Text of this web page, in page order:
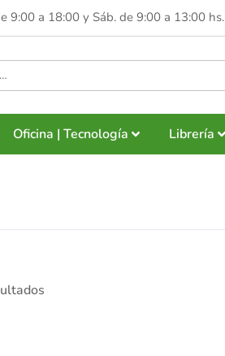
9:00 a 18:00 y Sáb. de 9:00 a 13:00 hs.
Oficina | Tecnología Librería